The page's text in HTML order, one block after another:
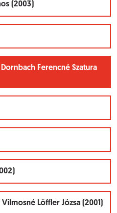
(2003)
Ferencné Szatura
Löffler Józsa (2001)